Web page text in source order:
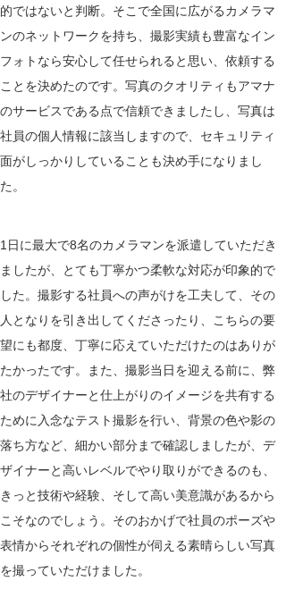
的ではないと判断。そこで全国に広がるカメラマ
ンのネットワークを持ち、撮影実績も豊富なイン
フォトなら安心して任せられると思い、依頼する
ことを決めたのです。写真のクオリティもアマナ
のサービスである点で信頼できましたし、写真は
社員の個人情報に該当しますので、セキュリティ
面がしっかりしていることも決め手になりまし
た。
1日に最大で8名のカメラマンを派遣していただき
ましたが、とても丁寧かつ柔軟な対応が印象的で
した。撮影する社員への声がけを工夫して、その
人となりを引き出してくださったり、こちらの要
望にも都度、丁寧に応えていただけたのはありが
たかったです。また、撮影当日を迎える前に、弊
社のデザイナーと仕上がりのイメージを共有する
ために入念なテスト撮影を行い、背景の色や影の
落ち方など、細かい部分まで確認しましたが、デ
ザイナーと高いレベルでやり取りができるのも、
きっと技術や経験、そして高い美意識があるから
こそなのでしょう。そのおかげで社員のポーズや
表情からそれぞれの個性が伺える素晴らしい写真
を撮っていただけました。